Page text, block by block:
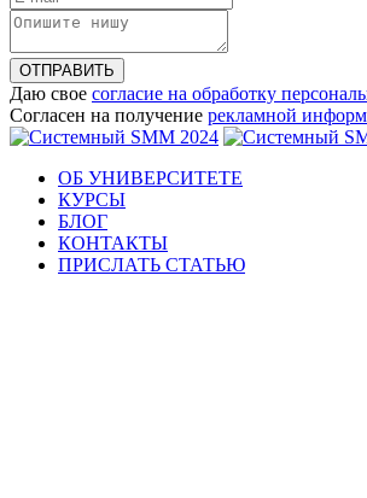
ОТПРАВИТЬ
Даю свое согласие на обработку
Согласен на получение рекламной
ОБ УНИВЕРСИТЕТЕ
КУРСЫ
БЛОГ
КОНТАКТЫ
ПРИСЛАТЬ СТАТЬЮ